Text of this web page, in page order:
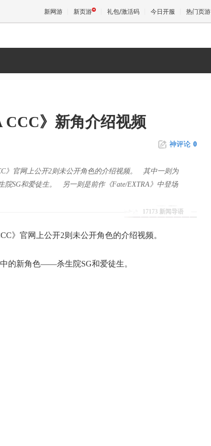
新网游 新页游 礼包/激活码 今日开服 热门页游
CCC》新角介绍视频
神评论 0
17173 新闻导语
》官网上公开2则未公开角色的介绍视频。 其中一则为
SG和爱徒生。 另一则是前作《Fate/EXTRA》中登场
》官网上公开2则未公开角色的介绍视频。
的新角色——杀生院SG和爱徒生。